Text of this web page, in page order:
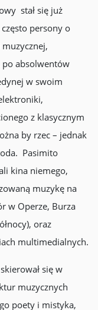
stał się już
persony o
po absolwentów
w swoim
z klasycznym
by rzec – jednak
Pasimito
kina niemego,
muzykę na
w Operze, Burza
oraz
multimedialnych.
się w
muzycznych
poety i mistyka,